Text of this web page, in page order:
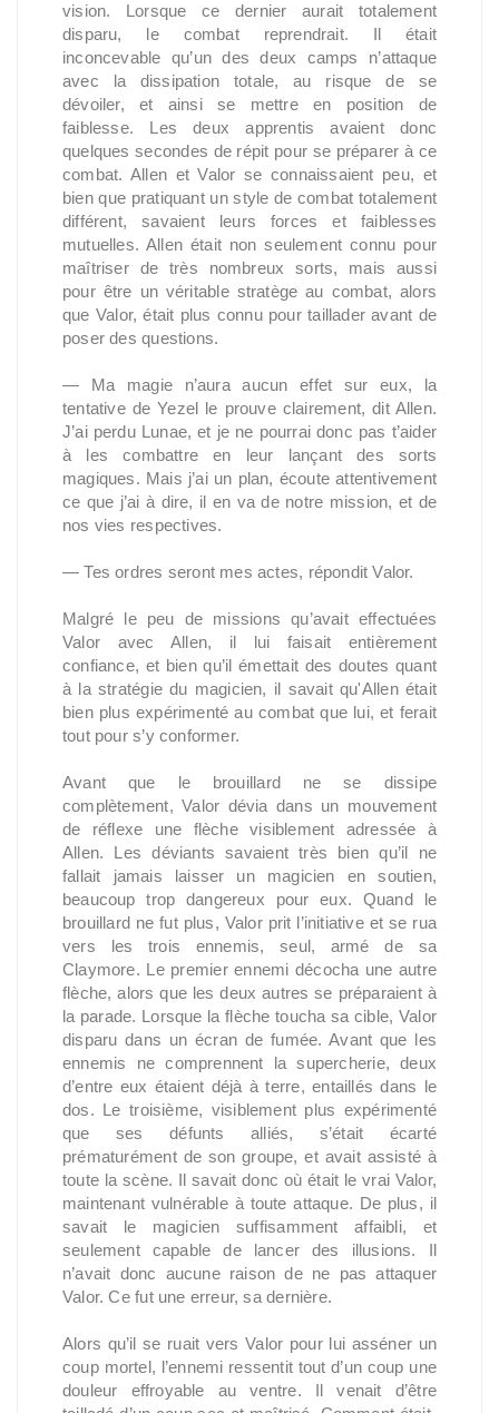
vision. Lorsque ce dernier aurait totalement
disparu, le combat reprendrait. Il était
inconcevable qu’un des deux camps n’attaque
avec la dissipation totale, au risque de se
dévoiler, et ainsi se mettre en position de
faiblesse. Les deux apprentis avaient donc
quelques secondes de répit pour se préparer à ce
combat. Allen et Valor se connaissaient peu, et
bien que pratiquant un style de combat totalement
différent, savaient leurs forces et faiblesses
mutuelles. Allen était non seulement connu pour
maîtriser de très nombreux sorts, mais aussi
pour être un véritable stratège au combat, alors
que Valor, était plus connu pour taillader avant de
poser des questions.
— Ma magie n’aura aucun effet sur eux, la
tentative de Yezel le prouve clairement, dit Allen.
J’ai perdu Lunae, et je ne pourrai donc pas t’aider
à les combattre en leur lançant des sorts
magiques. Mais j’ai un plan, écoute attentivement
ce que j’ai à dire, il en va de notre mission, et de
nos vies respectives.
— Tes ordres seront mes actes, répondit Valor.
Malgré le peu de missions qu’avait effectuées
Valor avec Allen, il lui faisait entièrement
confiance, et bien qu’il émettait des doutes quant
à la stratégie du magicien, il savait qu'Allen était
bien plus expérimenté au combat que lui, et ferait
tout pour s’y conformer.
Avant que le brouillard ne se dissipe
complètement, Valor dévia dans un mouvement
de réflexe une flèche visiblement adressée à
Allen. Les déviants savaient très bien qu’il ne
fallait jamais laisser un magicien en soutien,
beaucoup trop dangereux pour eux. Quand le
brouillard ne fut plus, Valor prit l’initiative et se rua
vers les trois ennemis, seul, armé de sa
Claymore. Le premier ennemi décocha une autre
flèche, alors que les deux autres se préparaient à
la parade. Lorsque la flèche toucha sa cible, Valor
disparu dans un écran de fumée. Avant que les
ennemis ne comprennent la supercherie, deux
d’entre eux étaient déjà à terre, entaillés dans le
dos. Le troisième, visiblement plus expérimenté
que ses défunts alliés, s’était écarté
prématurément de son groupe, et avait assisté à
toute la scène. Il savait donc où était le vrai Valor,
maintenant vulnérable à toute attaque. De plus, il
savait le magicien suffisamment affaibli, et
seulement capable de lancer des illusions. Il
n’avait donc aucune raison de ne pas attaquer
Valor. Ce fut une erreur, sa dernière.
Alors qu’il se ruait vers Valor pour lui asséner un
coup mortel, l’ennemi ressentit tout d’un coup une
douleur effroyable au ventre. Il venait d’être